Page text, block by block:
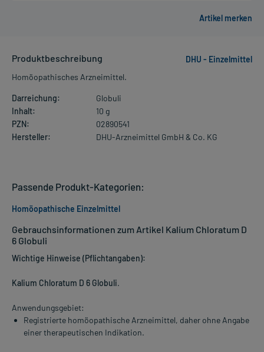
Produktbeschreibung
DHU - Einzelmittel
Homöopathisches Arzneimittel.
Darreichung:
Globuli
Inhalt:
10 g
PZN:
02890541
Hersteller:
DHU-Arzneimittel GmbH & Co. KG
Gebrauchsinformationen zum Artikel Kalium Chloratum D
6 Globuli
Wichtige Hinweise (Pflichtangaben):
Kalium Chloratum D 6 Globuli.
Anwendungsgebiet:
Registrierte homöopathische Arzneimittel, daher ohne Angabe
einer therapeutischen Indikation.
Passende Produkt-Kategorien:
Homöopathische Einzelmittel